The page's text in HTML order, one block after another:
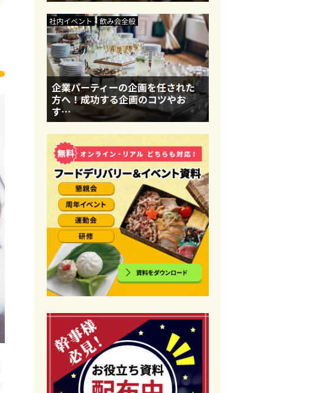
社内イベント 飲み会全般
企業パーティーの企画を任された
方へ！成功する企画のコツやお
す…